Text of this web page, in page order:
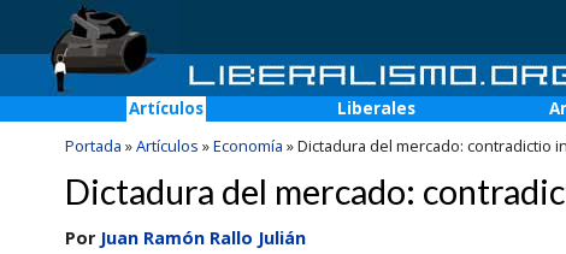
Artículos Liberales
Portada »Artículos »Economía »Dictadura del mercado: contradictio
Dictadura del mercado:
Por Juan Ramón Rallo Julián